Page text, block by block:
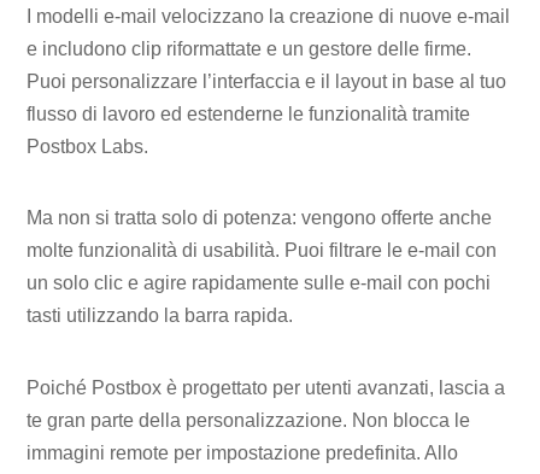
I modelli e-mail velocizzano la creazione di nuove e-mail
e includono clip riformattate e un gestore delle firme.
Puoi personalizzare l’interfaccia e il layout in base al tuo
flusso di lavoro ed estenderne le funzionalità tramite
Postbox Labs.
Ma non si tratta solo di potenza: vengono offerte anche
molte funzionalità di usabilità. Puoi filtrare le e-mail con
un solo clic e agire rapidamente sulle e-mail con pochi
tasti utilizzando la barra rapida.
Poiché Postbox è progettato per utenti avanzati, lascia a
te gran parte della personalizzazione. Non blocca le
immagini remote per impostazione predefinita. Allo